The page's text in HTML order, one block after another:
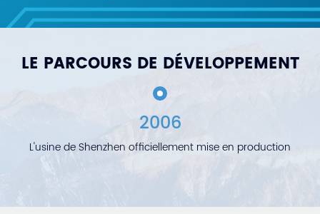
LE PARCOURS DE DÉVELOPPEMENT
2006
L'usine de Shenzhen officiellement mise en production